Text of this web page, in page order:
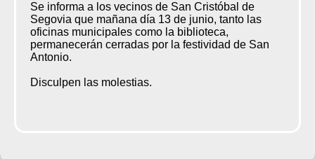
Se informa a los vecinos de San Cristóbal de
Segovia que mañana día 13 de junio, tanto las
oficinas municipales como la biblioteca,
permanecerán cerradas por la festividad de San
Antonio.
Disculpen las molestias.